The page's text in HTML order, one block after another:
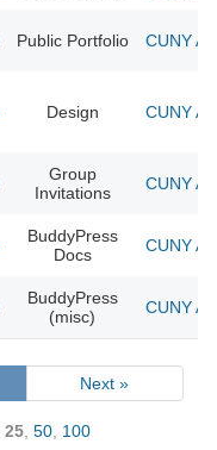
Public Portfolio CUNY
Design CUNY
Group
Invitations
CUNY
BuddyPress
Docs
CUNY
BuddyPress
(misc)
CUNY
Next »
25 50 100